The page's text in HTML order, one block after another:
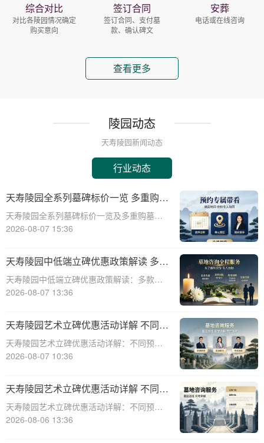
综合对比
对比各陵园情况确定
购买意向
签订合同
签订合同、支付墓
款、确认碑文
安葬
电话或在线咨询
查看更多
陵园动态
天寿陵园新闻动态
行业动态
天寿陵园全系列墓碑标价一览 多重购墓
优惠限时申领政策详解
天寿陵园全系列墓碑标价一览及多重购墓优
惠限时申领政策详解☎ 天寿陵园电话:400-
理解越来越深刻，因此对于身后事的安排也
越来越重视。墓碑作为逝者最后的尊
2026-08-07 15:36
天寿陵园中低端立碑优惠政策解读 多款
特价墓位限时开抢
天寿陵园中低端立碑优惠政策解读：多款特
价墓位限时开抢☎ 天寿陵园电话:400-838-
直致力于为家属提供优质、便捷的殡葬服
务。随着社会的发展和人们生活水平的
2026-08-07 13:36
天寿陵园艺术立碑优惠活动详解 不同预
算专属让利方案
天寿陵园艺术立碑优惠活动详解：不同预算
专属让利方案☎ 天寿陵园电话:400-838-
一，一直以其独特的艺术氛围和高品质的服
务赢得了广泛赞誉。为了满足不同客户
2026-08-07 10:36
天寿陵园艺术立碑优惠活动详解 不同预
算专属让利方案详解
天寿陵园艺术立碑优惠活动详解：不同预算
专属让利方案详解☎ 天寿陵园电话:400-838-
2026-08-06 13:36